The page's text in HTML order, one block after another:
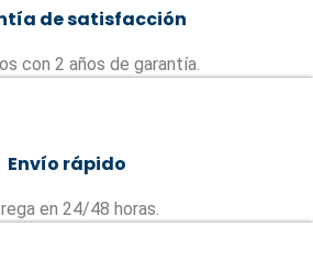
de satisfacción
con 2 años de garantía.
Envío rápido
en 24/48 horas.